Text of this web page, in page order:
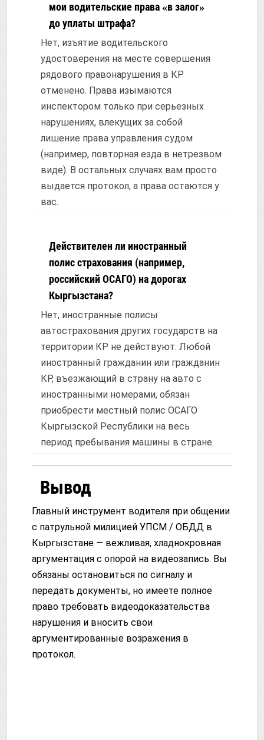
мои водительские права «в залог»
до уплаты штрафа?
Нет, изъятие водительского
удостоверения на месте совершения
рядового правонарушения в КР
отменено. Права изымаются
инспектором только при серьезных
нарушениях, влекущих за собой
лишение права управления судом
(например, повторная езда в нетрезвом
виде). В остальных случаях вам просто
выдается протокол, а права остаются у
вас.
Действителен ли иностранный
полис страхования (например,
российский ОСАГО) на дорогах
Кыргызстана?
Нет, иностранные полисы
автострахования других государств на
территории КР не действуют. Любой
иностранный гражданин или гражданин
КР, въезжающий в страну на авто с
иностранными номерами, обязан
приобрести местный полис ОСАГО
Кыргызской Республики на весь
период пребывания машины в стране.
Вывод
Главный инструмент водителя при общении
с патрульной милицией УПСМ / ОБДД в
Кыргызстане — вежливая, хладнокровная
аргументация с опорой на видеозапись. Вы
обязаны остановиться по сигналу и
передать документы, но имеете полное
право требовать видеодоказательства
нарушения и вносить свои
аргументированные возражения в
протокол.